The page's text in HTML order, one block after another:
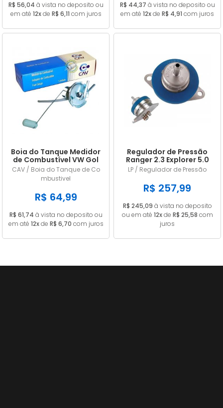
R$ 56,04 à vista no deposito ou
em até 12xde R$ 6,11 com juros
R$ 44,37 à vista no deposito ou
em até 12xde R$ 4,91 com juros
Boia do Tanque Medidor
de Combustível VW Gol
Parati Saveiro Voyage
1985 a 1989 Gasolina
Com Retorno Com
Pescador 55L
CAV / Boia do Tanque de Co
mbustivel
R$ 64,99
R$ 61,74 à vista no deposito ou
em até 12xde R$ 6,70 com juros
Regulador de Pressão
Ranger 2.3 Explorer 5.0
Mustang 2.8 e 5.0 LP228
LP / Regulador de Pressão
R$ 257,99
R$ 245,09 à vista no deposito
ou em até 12xde R$ 25,58 com
juros